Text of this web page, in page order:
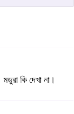
কি দেখা না।